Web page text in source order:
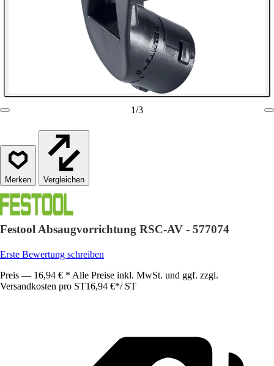
1/3
Vergleichen
Festool Absaugvorrichtung RSC-AV - 577074
Erste Bewertung schreiben
Preis — 16,94 € * Alle Preise inkl. MwSt. und ggf. zzgl.
Versandkosten pro ST16,94 €*/ ST